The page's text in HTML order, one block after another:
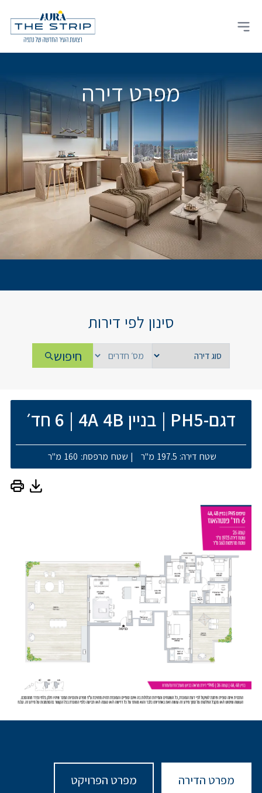
content
Open main menu
מפרט דירה
סינון לפי דירות
חיפוש
דגם-PH5 | בניין 4A 4B | 6 חד׳
שטח דירה: 197.5 מ"ר | שטח מרפסת: 160 מ"ר
מפרט הדירה מפרט הפרויקט